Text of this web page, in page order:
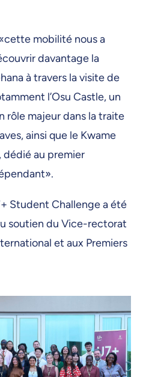
mobilité nous a
davantage la
à travers la visite de
l’Osu Castle, un
rôle majeur dans la traite
ainsi que le Kwame
dédié au premier
Student Challenge a été
soutien du Vice-rectorat
et aux Premiers